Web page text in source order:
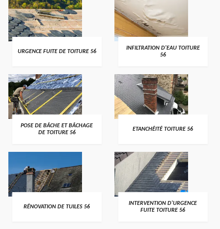
>
URGENCE FUITE DE TOITURE 56 >
INFILTRATION D'EAU TOITURE
56
>
POSE DE BÂCHE ET BÂCHAGE
DE TOITURE 56
>
ETANCHÉITÉ TOITURE 56
>
RÉNOVATION DE TUILES 56 >
INTERVENTION D'URGENCE
FUITE TOITURE 56